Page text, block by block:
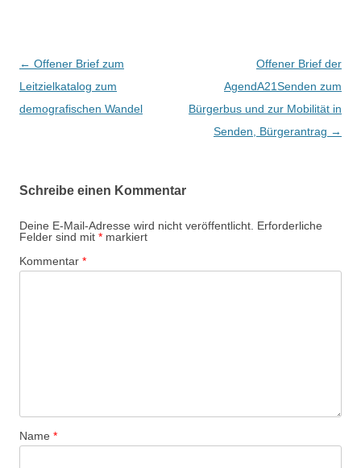
B
e
i
g
s
-
N
o
← Offener Brief zum
Leitzielkatalog zum
demografischen Wandel
Offener Brief der
AgendA21Senden zum
Bürgerbus und zur Mobilität in
Senden, Bürgerantrag →
Schreibe einen Kommentar
Deine E-Mail-Adresse wird nicht veröffentlicht. Erforderliche
Felder sind mit * markiert
Kommentar *
Name *